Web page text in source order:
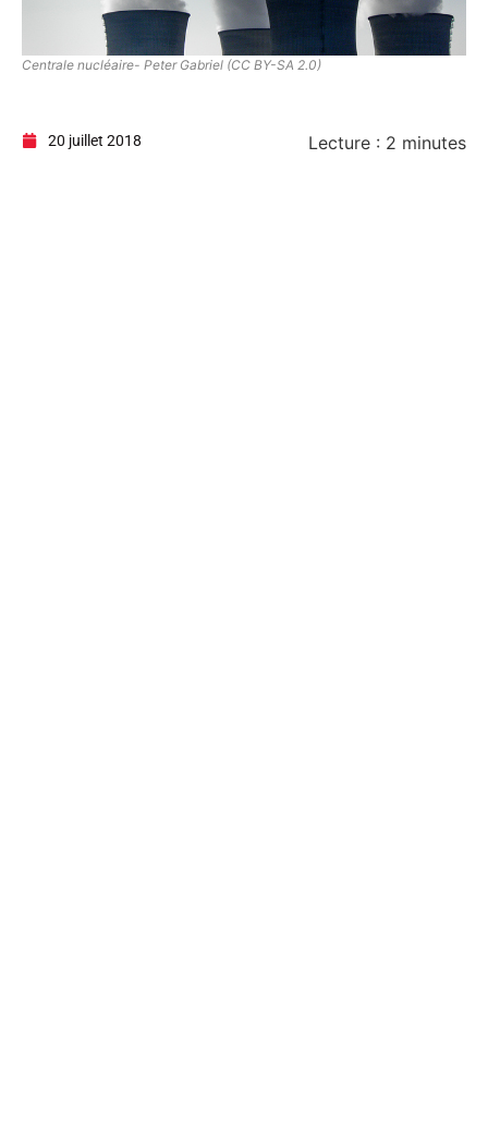
Centrale nucléaire- Peter Gabriel (CC BY-SA 2.0)
20 juillet 2018 Lecture : 2 minutes